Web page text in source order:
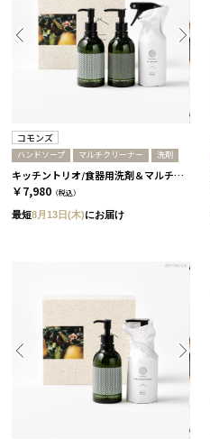
コモンズ
ハンドソープ マルチクリーナー 洗剤
キッチントリオ/食器用洗剤＆マルチクリーナー＆ハンドソープ［コモンズ］
￥7,980 （税込）
最短8月13日(木)にお届け